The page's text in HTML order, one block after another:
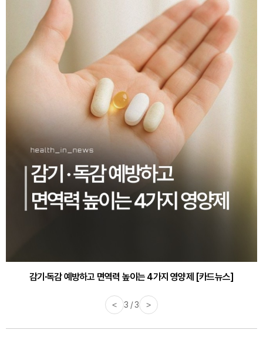
감기·독감 예방하고 면역력 높이는 4가지 영양제 [카드뉴스]
< 3 / 3 >